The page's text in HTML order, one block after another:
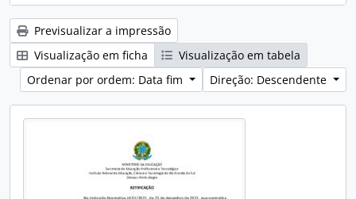
Previsualizar a impressão
Visualização em ficha
Visualização em tabela
Ordenar por ordem: Data fim
Direção: Descendente